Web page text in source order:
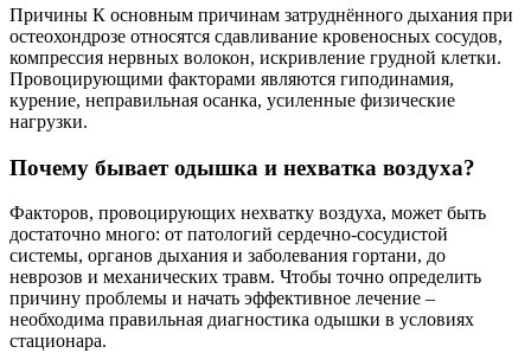
Причины К основным причинам затруднённого дыхания при
остеохондрозе относятся сдавливание кровеносных сосудов,
компрессия нервных волокон, искривление грудной клетки.
Провоцирующими факторами являются гиподинамия,
курение, неправильная осанка, усиленные физические
нагрузки.
Почему бывает одышка и нехватка воздуха?
Факторов, провоцирующих нехватку воздуха, может быть
достаточно много: от патологий сердечно-сосудистой
системы, органов дыхания и заболевания гортани, до
неврозов и механических травм. Чтобы точно определить
причину проблемы и начать эффективное лечение –
необходима правильная диагностика одышки в условиях
стационара.